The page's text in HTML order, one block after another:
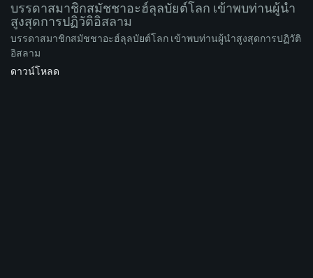
บรรดาสมาชิกสมัชชาอะฮ์ลุลบัยต์โลก เข้าพบท่านผู้นำ
สูงสุดการปฏิวัติอิสลาม
บรรดาสมาชิกสมัชชาอะฮ์ลุลบัยต์โลก เข้าพบท่านผู้นำสูงสุดการปฏิวัติ
อิสลาม
ดาวน์โหลด